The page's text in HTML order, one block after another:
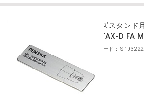
レンズスタン
PENTAX-D FA
商品コード：